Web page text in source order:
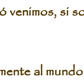
venimos, si
al mundo